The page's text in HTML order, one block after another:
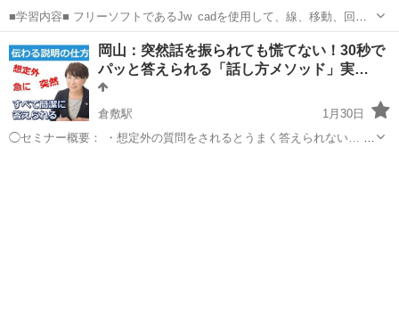
■学習内容■ フリーソフトであるJw_cadを使用して、線、移動、回転
などの基本機能や複雑なオブジェクトの作図、作図効率を上げる機
能、寸法の記入、レイアウトと印刷方法などを学習します。 授業で視
聴した映像解説はご自宅のP...
岡山市 その他
岡山：突然話を振られても慌てない！30秒で
パッと答えられる「話し方メソッド」実…
倉敷駅
1月30日
◯セミナー概要： ・想定外の質問をされるとうまく答えられない… ・